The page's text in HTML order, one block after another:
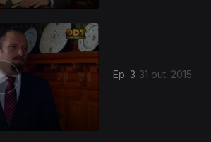
Ep. 3 31 out. 2015